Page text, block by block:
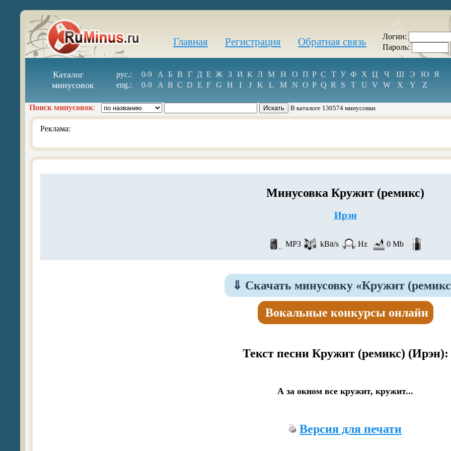
Главная Регистрация Обратная связь
Логин:
Пароль:
Каталог
минусовок
рус.: 0-9 А Б В Г Д Е Ж З И К Л М Н О П Р С Т У Ф Х Ц Ч Ш Э Ю Я
eng.:
0-9 A B C D E F G H I J K L M N O P Q R S T U V W X Y Z
Поиск минусовок: В каталоге 130574 минусовки
Реклама:
Минусовка Кружит (ремикс)
Ирэн
MP3 kBit/s Hz 0 Mb
⇓ Скачать минусовку «Кружит
Вокальные конкурсы онлайн
Текст песни Кружит (ремикс) (Ирэн):
А за окном все кружит, кружит...
Версия для печати